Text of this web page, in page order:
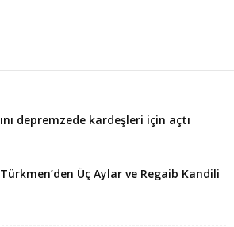
depremzede kardeşleri için açtı
Üç Aylar ve Regaib Kandili